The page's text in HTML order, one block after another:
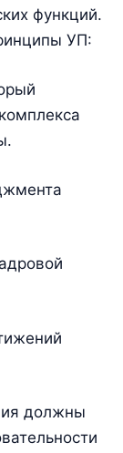
функций.
УП:
должны